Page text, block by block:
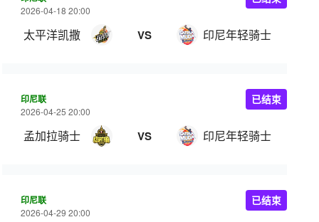
2026-04-18 20:00
太平洋凯撒 VS 印尼年轻骑士
印尼联
2026-04-25 20:00
孟加拉骑士 VS 印尼年轻骑士
已结束
印尼联
2026-04-29 20:00
已结束